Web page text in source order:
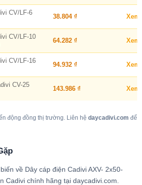
CV/LF-6
38.804 ₫
CV/LF-10
64.282 ₫
CV/LF-16
94.932 ₫
CV-25
143.986 ₫
động đồng thị trường. Liên hệ daycadivi.com để
về Dây cáp điện Cadivi AXV- 2x50-
Cadivi chính hãng tại daycadivi.com.